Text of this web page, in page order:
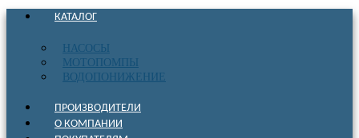
КАТАЛОГ
НАСОСЫ
МОТОПОМПЫ
ВОДОПОНИЖЕНИЕ
ПРОИЗВОДИТЕЛИ
О КОМПАНИИ